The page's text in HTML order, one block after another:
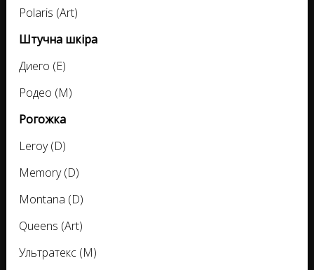
Polaris (Art)
Штучна шкіра
Диего (E)
Родео (M)
Рогожка
Leroy (D)
Memory (D)
Montana (D)
Queens (Art)
Ультратекс (M)